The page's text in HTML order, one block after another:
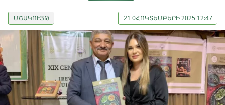
ՄՇԱԿՈՒՅԹ 21 0ՀՈԿՏԵՄԲԵՐԻ 2025 12:47